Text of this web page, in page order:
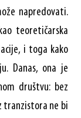
napredovati.
teoretičarska
i toga kako
Danas, ona je
društvu: bez
tranzistora ne bi